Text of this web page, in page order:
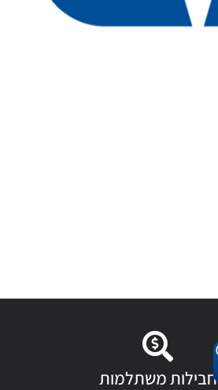
חבילות משתלמות